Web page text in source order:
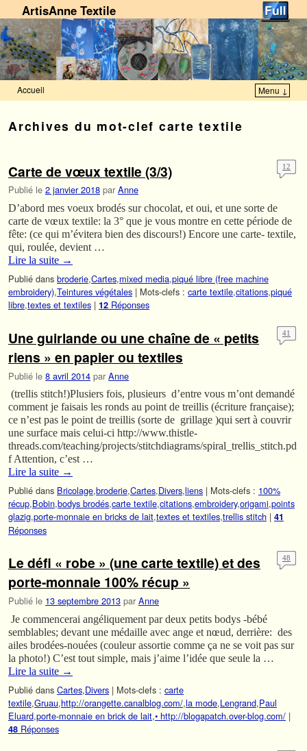
ArtisAnne Textile
Accueil Menu ↓
Archives du mot-clef carte textile
Carte de vœux textile (3/3)
Publié le 2 janvier 2018 par Anne
12
D’abord mes voeux brodés sur chocolat, et oui, et une sorte de
carte de vœux textile: la 3° que je vous montre en cette période de
fête: (ce qui m’évitera bien des discours!) Encore une carte- textile,
qui, roulée, devient …
Lire la suite →
Publié dans broderie,Cartes,mixed media,piqué libre (free machine
embroidery),Teintures végétales | Mots-clefs : carte textile,citations,piqué
libre,textes et textiles | 12 Réponses
Une guirlande ou une chaîne de « petits
riens » en papier ou textiles
Publié le 8 avril 2014 par Anne
41
(trellis stitch!)Plusiers fois, plusieurs d’entre vous m’ont demandé
comment je faisais les ronds au point de treillis (écriture française);
ce n’est pas le point de treillis (sorte de grillage )qui sert à couvrir
une surface mais celui-ci http://www.thistle-
threads.com/teaching/projects/stitchdiagrams/spiral_trellis_stitch.pd
f Attention, c’est …
Lire la suite →
Publié dans Bricolage,broderie,Cartes,Divers,liens | Mots-clefs : 100%
récup,Bobin,bodys brodés,carte textile,citations,embroidery,origami,points
glazig,porte-monnaie en bricks de lait,textes et textiles,trellis stitch | 41
Réponses
Le défi « robe » (une carte textile) et des
porte-monnaie 100% récup »
Publié le 13 septembre 2013 par Anne
48
Je commencerai angéliquement par deux petits bodys -bébé
semblables; devant une médaille avec ange et nœud, derrière: des
ailes brodées-nouées (couleur assortie comme ça ne se voit pas sur
la photo!) C’est tout simple, mais j’aime l’idée que seule la …
Lire la suite →
Publié dans Cartes,Divers | Mots-clefs : carte
textile,Gruau,http://orangette.canalblog.com/,la mode,Lengrand,Paul
Eluard,porte-monnaie en brick de lait,• http://blogapatch.over-blog.com/ |
48 Réponses